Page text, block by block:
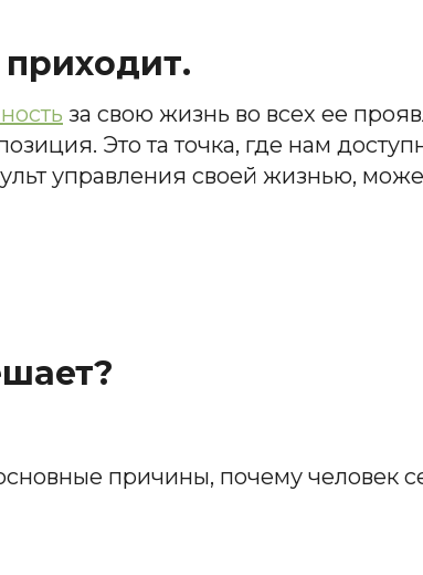
приходит.
за свою жизнь во всех ее
Это та точка, где нам
управления своей жизнью,
причины, почему человек